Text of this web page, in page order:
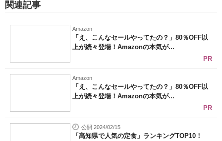
関連記事
Amazon
「え、こんなセールやってたの？」80％OFF以
上が続々登場！Amazonの本気が...
PR
Amazon
「え、こんなセールやってたの？」80％OFF以
上が続々登場！Amazonの本気が...
PR
公開 2024/02/15
「高知県で人気の定食」ランキングTOP10！